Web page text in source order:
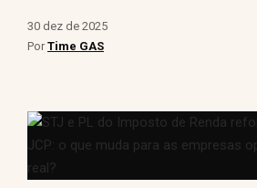
30 dez de 2025
Por Time GAS